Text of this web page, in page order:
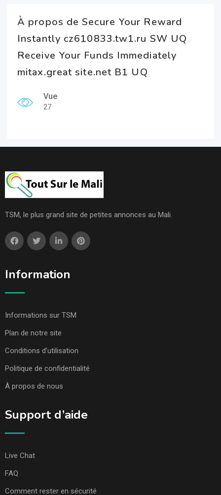
À propos de Secure Your Reward
Instantly cz610833.tw1.ru SW UQ
Receive Your Funds Immediately
mitax.great site.net B1 UQ
Vue
27
TSM, le plus grand site de petites annonces au Mali.
Information
Informations sur TSM
Plan de notre site
Conditions d’utilisation
Politique de confidentialité
À propos de nous
Support d’aide
Live Chat
FAQ
Comment rester en sécurité